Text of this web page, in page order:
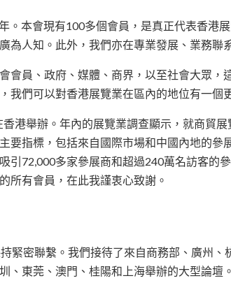
。本會現有100多個會員，是真正代表香港
為人知。此外，我們亦在專業發展、業務聯
會員、政府、媒體、商界，以至社會大眾
我們可以對香港展覽業在區內的地位有一個
港舉辦。年內的展覽業調查顯示，就商貿
要指標，包括來自國際市場和中國內地的
引72,000多家參展商和超過240萬名訪客的
所有會員，在此我謹衷心致謝。
緊密聯繫。我們接待了來自商務部、廣州
、東莞、澳門、桂陽和上海舉辦的大型論壇。